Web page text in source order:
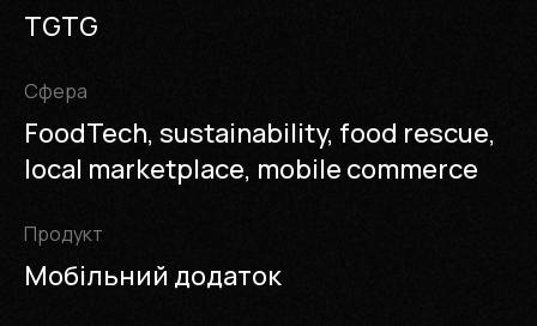
TGTG
Cфера
FoodTech, sustainability, food rescue,
local marketplace, mobile commerce
Продукт
Мобільний додаток